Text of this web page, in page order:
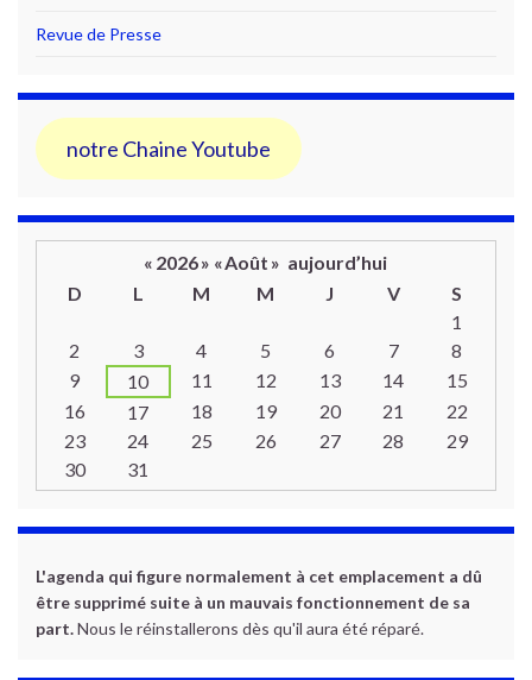
Revue de Presse
notre Chaine Youtube
« 2026» «Août » aujourd’hui
D
L M M J V
S
1
2
3 4 5 6 7
8
9
10 11 12 13 14
15
16
17 18 19 20 21
22
23
24 25 26 27 28
29
30
31
L'agenda qui figure normalement à cet emplacement a dû
être supprimé suite à un mauvais fonctionnement de sa
part.Nous le réinstallerons dès qu'il aura été réparé.